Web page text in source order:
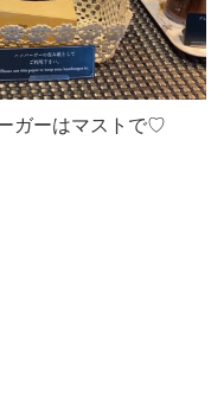
ガーはマストで♡